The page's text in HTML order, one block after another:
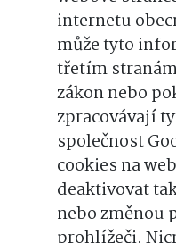
internetu
může tyto
třetím
zákon nebo
zpracovávají
společnost
cookies na
deaktivovat
nebo změnou